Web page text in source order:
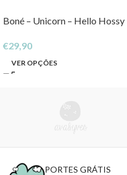
Boné – Unicorn – Hello Hossy
€29,90
VER OPÇÕES
PORTES GRÁTIS